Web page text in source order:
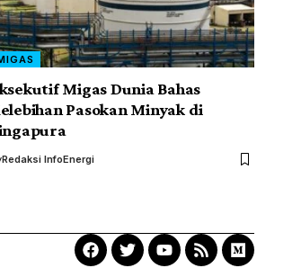
Migas Dunia Bahas
Pasokan Minyak di
Redaksi InfoEnergi